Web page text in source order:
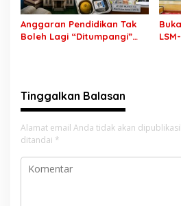
Anggaran Pendidikan Tak
Boleh Lagi “Ditumpangi”
Tinggalkan Balasan
Alamat email Anda tidak akan
ditandai *